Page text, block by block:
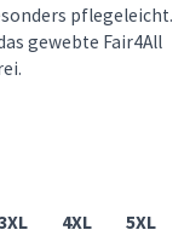
pflegeleicht.
gewebte Fair4All
4XL 5XL